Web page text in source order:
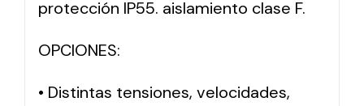
protección IP55. aislamiento clase F.
OPCIONES:
• Distintas tensiones, velocidades,